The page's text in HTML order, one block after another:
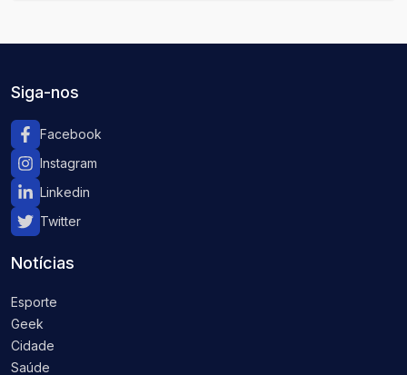
Siga-nos
Facebook
Instagram
Linkedin
Twitter
Notícias
Esporte
Geek
Cidade
Saúde